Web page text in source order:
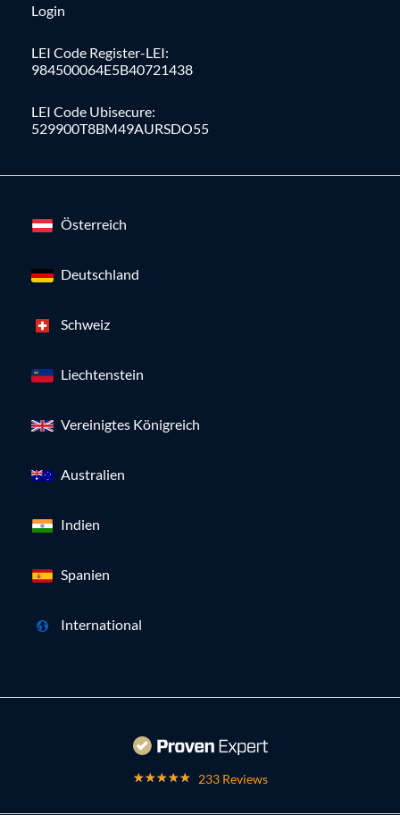
Login
LEI Code Register-LEI:
984500064E5B40721438
LEI Code Ubisecure:
529900T8BM49AURSDO55
Österreich
Deutschland
Schweiz
Liechtenstein
Vereinigtes Königreich
Australien
Indien
Spanien
International
233 Reviews